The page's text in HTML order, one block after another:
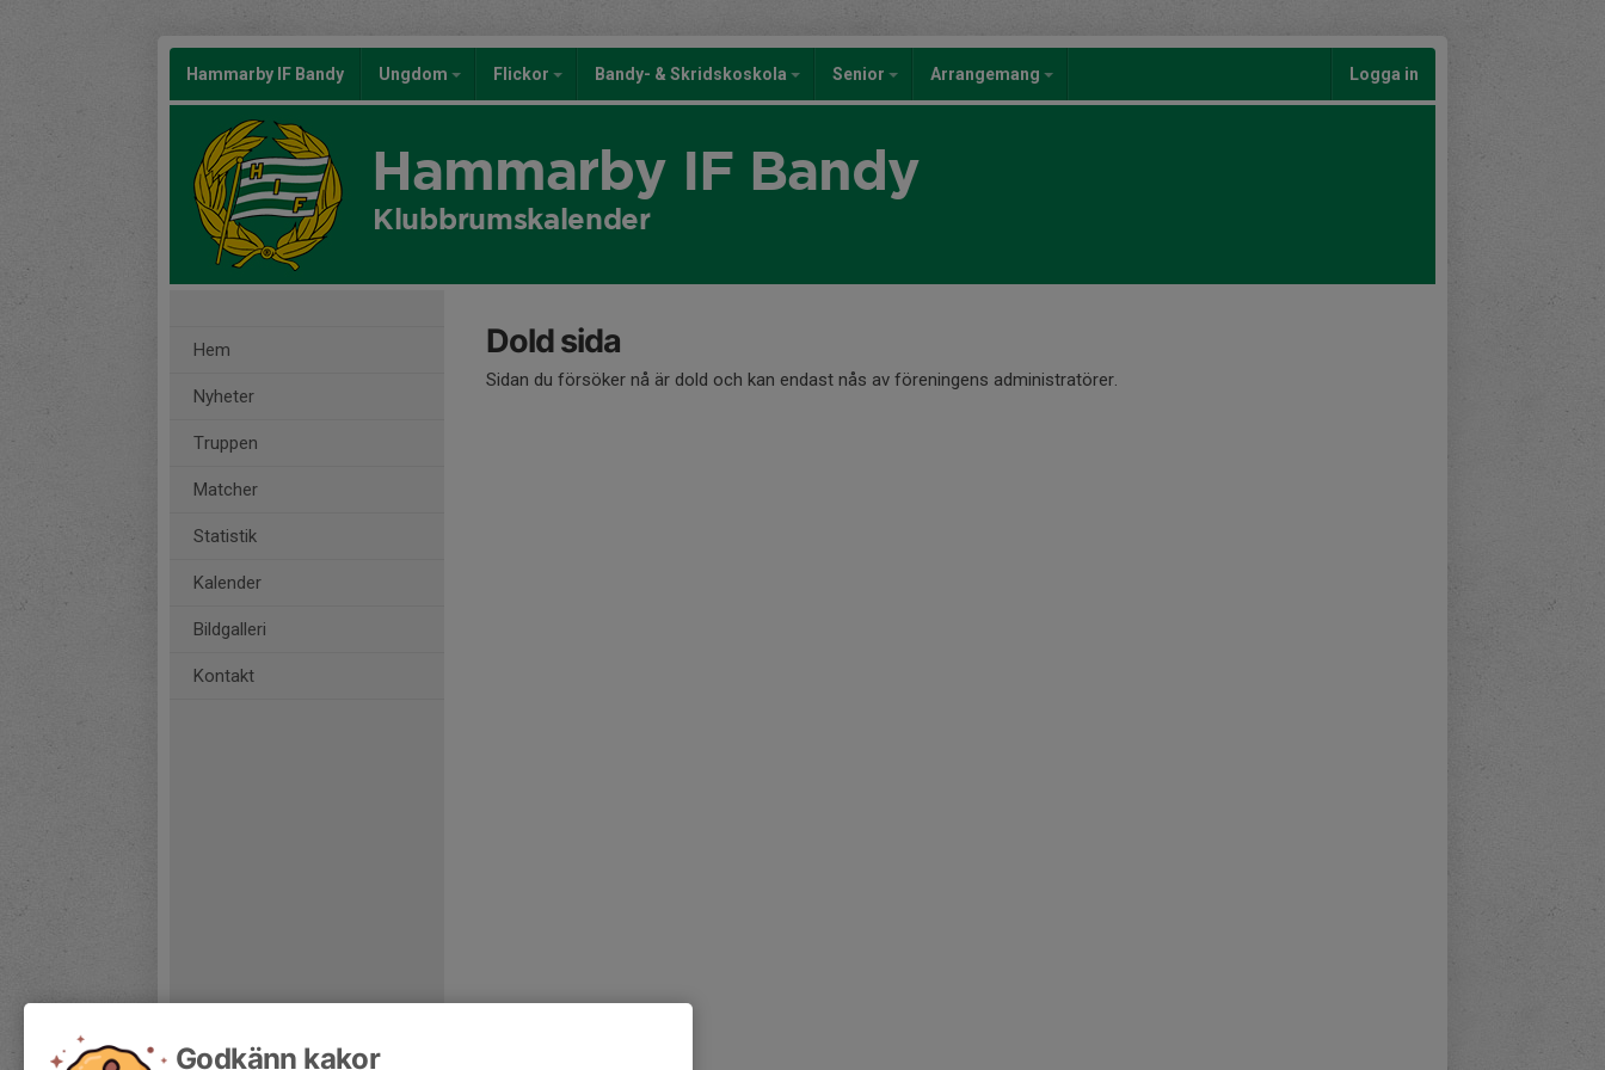
Hammarby IF Bandy Ungdom Flickor Bandy- & Skridskoskola Senior Arrangemang Logga in
Hammarby IF Bandy
Klubbrumskalender
Hem
Nyheter
Truppen
Matcher
Statistik
Kalender
Bildgalleri
Kontakt
Dold sida
Sidan du försöker nå är dold och kan endast nås av föreningens administratörer.
Godkänn kakor